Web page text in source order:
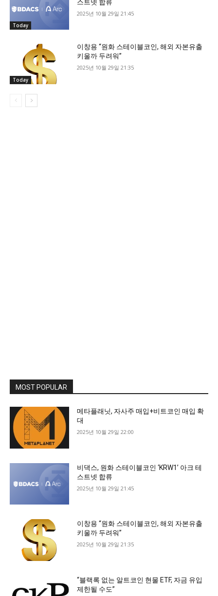
Today
스트넷 합류
2025년 10월 29일 21:45
Today
이창용 “원화 스테이블코인, 해외 자본유출
키울까 두려워”
2025년 10월 29일 21:35
MOST POPULAR
메타플래닛, 자사주 매입+비트코인 매입 확
대
2025년 10월 29일 22:00
비댁스, 원화 스테이블코인 ‘KRW1’ 아크 테
스트넷 합류
2025년 10월 29일 21:45
이창용 “원화 스테이블코인, 해외 자본유출
키울까 두려워”
2025년 10월 29일 21:35
“블랙록 없는 알트코인 현물 ETF, 자금 유입
제한될 수도”